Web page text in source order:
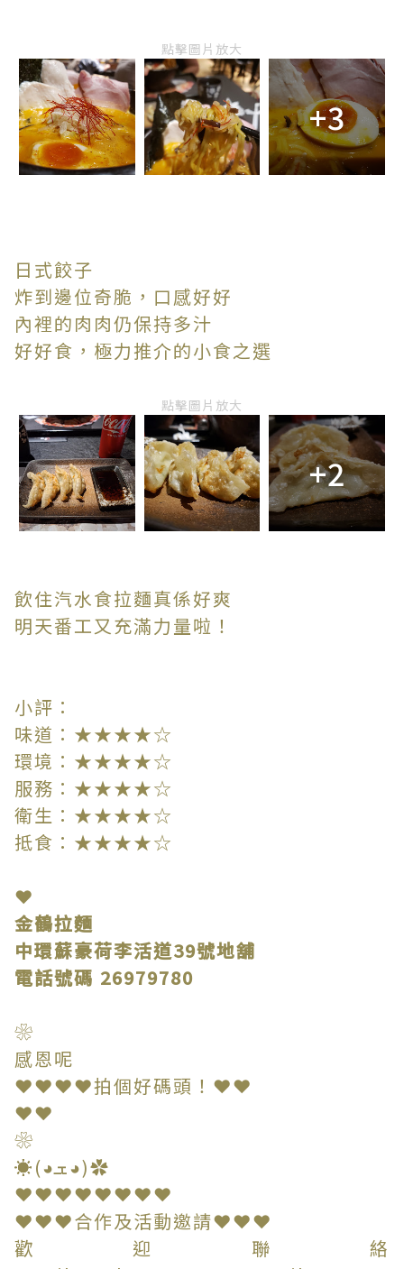
點擊圖片放大
+3
日式餃子
炸到邊位奇脆，口感好好
內裡的肉肉仍保持多汁
好好食，極力推介的小食之選
點擊圖片放大
+2
飲住汽水食拉麵真係好爽
明天番工又充滿力量啦！
小評：
味道：★★★★☆
環境：★★★★☆
服務：★★★★☆
衛生：★★★★☆
抵食：★★★★☆
❤
金鶴拉麵
中環蘇豪荷李活道39號地舖
電話號碼 26979780
❀
感恩呢
❤❤❤❤拍個好碼頭！❤❤
❤❤
❀
☀(◕ܫ◕)✿
❤❤❤❤❤❤❤❤
❤❤❤合作及活動邀請❤❤❤
歡迎聯絡